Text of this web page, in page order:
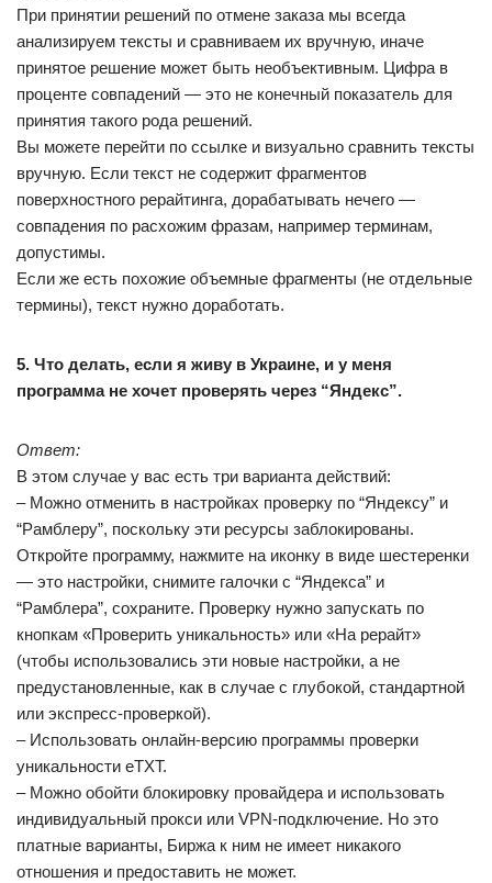
При принятии решений по отмене заказа мы всегда
анализируем тексты и сравниваем их вручную, иначе
принятое решение может быть необъективным. Цифра в
проценте совпадений — это не конечный показатель для
принятия такого рода решений.
Вы можете перейти по ссылке и визуально сравнить тексты
вручную. Если текст не содержит фрагментов
поверхностного рерайтинга, дорабатывать нечего —
совпадения по расхожим фразам, например терминам,
допустимы.
Если же есть похожие объемные фрагменты (не отдельные
термины), текст нужно доработать.
5. Что делать, если я живу в Украине, и у меня
программа не хочет проверять через “Яндекс”.
Ответ:
В этом случае у вас есть три варианта действий:
– Можно отменить в настройках проверку по “Яндексу” и
“Рамблеру”, поскольку эти ресурсы заблокированы.
Откройте программу, нажмите на иконку в виде шестеренки
— это настройки, снимите галочки с “Яндекса” и
“Рамблера”, сохраните. Проверку нужно запускать по
кнопкам «Проверить уникальность» или «На рерайт»
(чтобы использовались эти новые настройки, а не
предустановленные, как в случае с глубокой, стандартной
или экспресс-проверкой).
– Использовать онлайн-версию программы проверки
уникальности eTXT.
– Можно обойти блокировку провайдера и использовать
индивидуальный прокси или VPN-подключение. Но это
платные варианты, Биржа к ним не имеет никакого
отношения и предоставить не может.